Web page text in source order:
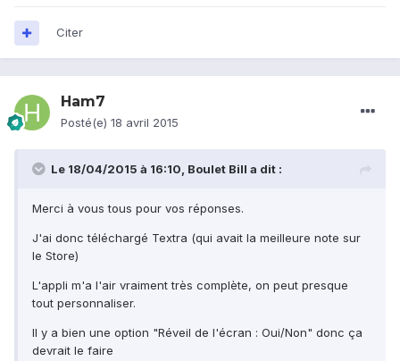
Citer
Ham7
Posté(e) 18 avril 2015
Le 18/04/2015 à 16:10, Boulet Bill a dit :
Merci à vous tous pour vos réponses.
J'ai donc téléchargé Textra (qui avait la meilleure note sur
le Store)
L'appli m'a l'air vraiment très complète, on peut presque
tout personnaliser.
Il y a bien une option "Réveil de l'écran : Oui/Non" donc ça
devrait le faire